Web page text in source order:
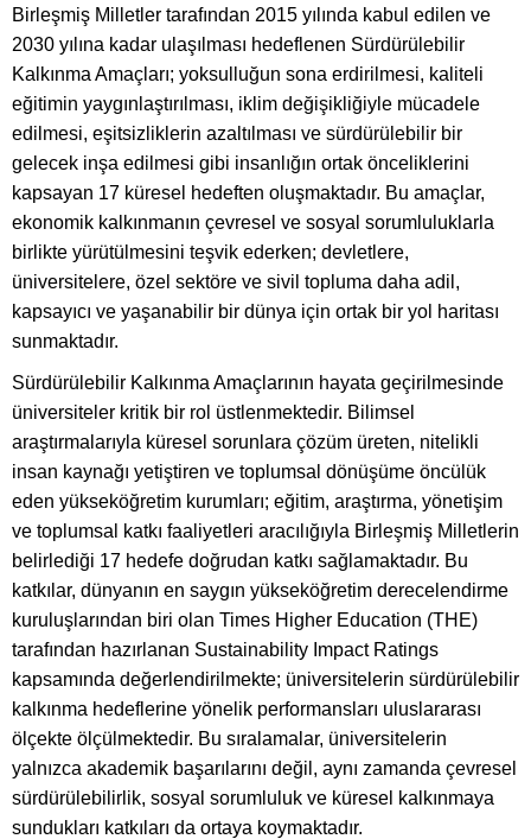
Birleşmiş Milletler tarafından 2015 yılında kabul edilen ve
2030 yılına kadar ulaşılması hedeflenen Sürdürülebilir
Kalkınma Amaçları; yoksulluğun sona erdirilmesi, kaliteli
eğitimin yaygınlaştırılması, iklim değişikliğiyle mücadele
edilmesi, eşitsizliklerin azaltılması ve sürdürülebilir bir
gelecek inşa edilmesi gibi insanlığın ortak önceliklerini
kapsayan 17 küresel hedeften oluşmaktadır. Bu amaçlar,
ekonomik kalkınmanın çevresel ve sosyal sorumluluklarla
birlikte yürütülmesini teşvik ederken; devletlere,
üniversitelere, özel sektöre ve sivil topluma daha adil,
kapsayıcı ve yaşanabilir bir dünya için ortak bir yol haritası
sunmaktadır.
Sürdürülebilir Kalkınma Amaçlarının hayata geçirilmesinde
üniversiteler kritik bir rol üstlenmektedir. Bilimsel
araştırmalarıyla küresel sorunlara çözüm üreten, nitelikli
insan kaynağı yetiştiren ve toplumsal dönüşüme öncülük
eden yükseköğretim kurumları; eğitim, araştırma, yönetişim
ve toplumsal katkı faaliyetleri aracılığıyla Birleşmiş Milletlerin
belirlediği 17 hedefe doğrudan katkı sağlamaktadır. Bu
katkılar, dünyanın en saygın yükseköğretim derecelendirme
kuruluşlarından biri olan Times Higher Education (THE)
tarafından hazırlanan Sustainability Impact Ratings
kapsamında değerlendirilmekte; üniversitelerin sürdürülebilir
kalkınma hedeflerine yönelik performansları uluslararası
ölçekte ölçülmektedir. Bu sıralamalar, üniversitelerin
yalnızca akademik başarılarını değil, aynı zamanda çevresel
sürdürülebilirlik, sosyal sorumluluk ve küresel kalkınmaya
sundukları katkıları da ortaya koymaktadır.